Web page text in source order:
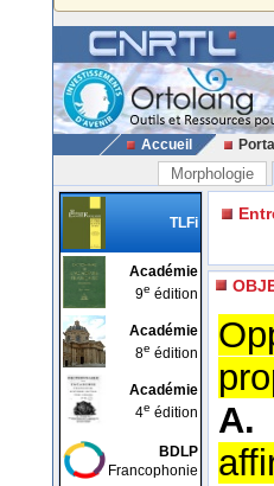
Accueil
Morphologie
TLFi
Académie
9e édition
Académie
8e édition
Académie
4e édition
BDLP
Francophonie
A.